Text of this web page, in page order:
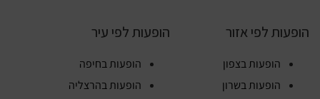
הופעות לפי אזור
הופעות בצפון
הופעות בשרון
הופעות לפי עיר
הופעות בחיפה
הופעות בהרצליה